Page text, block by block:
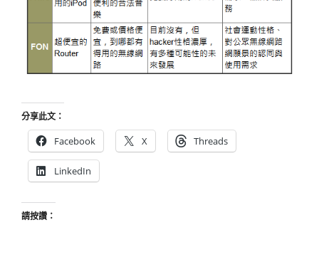
分享此文：
Facebook X Threads
LinkedIn
請按讚：